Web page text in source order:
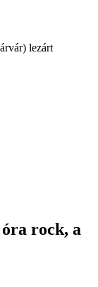
lezárt
rock, a